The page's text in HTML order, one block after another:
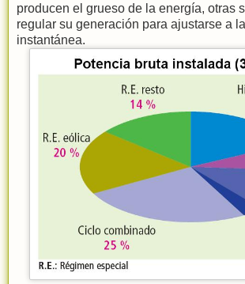
producen el grueso de la energía, otras
regular su generación para ajustarse a
instantánea.